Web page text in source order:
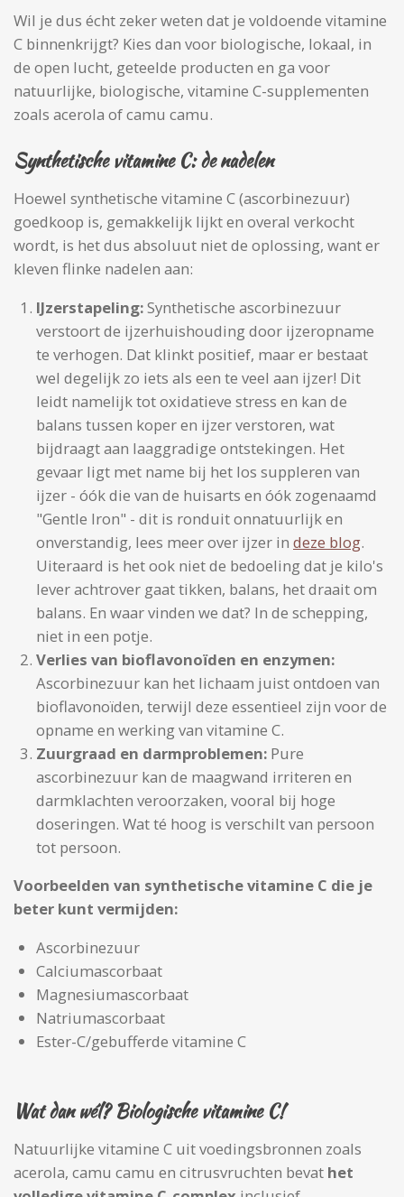
Wil je dus écht zeker weten dat je voldoende vitamine
C binnenkrijgt? Kies dan voor biologische, lokaal, in
de open lucht, geteelde producten en ga voor
natuurlijke, biologische, vitamine C-supplementen
zoals acerola of camu camu.
Synthetische vitamine C: de nadelen
Hoewel synthetische vitamine C (ascorbinezuur)
goedkoop is, gemakkelijk lijkt en overal verkocht
wordt, is het dus absoluut niet de oplossing, want er
kleven flinke nadelen aan:
IJzerstapeling:Synthetische ascorbinezuur
verstoort de ijzerhuishouding door ijzeropname
te verhogen. Dat klinkt positief, maar er bestaat
wel degelijk zo iets als een te veel aan ijzer! Dit
leidt namelijk tot oxidatieve stress en kan de
balans tussen koper en ijzer verstoren, wat
bijdraagt aan laaggradige ontstekingen. Het
gevaar ligt met name bij het los suppleren van
ijzer - óók die van de huisarts en óók zogenaamd
"Gentle Iron" - dit is ronduit onnatuurlijk en
onverstandig, lees meer over ijzer in deze blog.
Uiteraard is het ook niet de bedoeling dat je kilo's
lever achtrover gaat tikken, balans, het draait om
balans. En waar vinden we dat? In de schepping,
niet in een potje.
Verlies van bioflavonoïden en enzymen:
Ascorbinezuur kan het lichaam juist ontdoen van
bioflavonoïden, terwijl deze essentieel zijn voor de
opname en werking van vitamine C.
Zuurgraad en darmproblemen: Pure
ascorbinezuur kan de maagwand irriteren en
darmklachten veroorzaken, vooral bij hoge
doseringen. Wat té hoog is verschilt van persoon
tot persoon.
Voorbeelden van synthetische vitamine C die je
beter kunt vermijden:
Ascorbinezuur
Calciumascorbaat
Magnesiumascorbaat
Natriumascorbaat
Ester-C/gebufferde vitamine C
Wat dan wél? Biologische vitamine C!
Natuurlijke vitamine C uit voedingsbronnen zoals
acerola, camu camu en citrusvruchten bevat het